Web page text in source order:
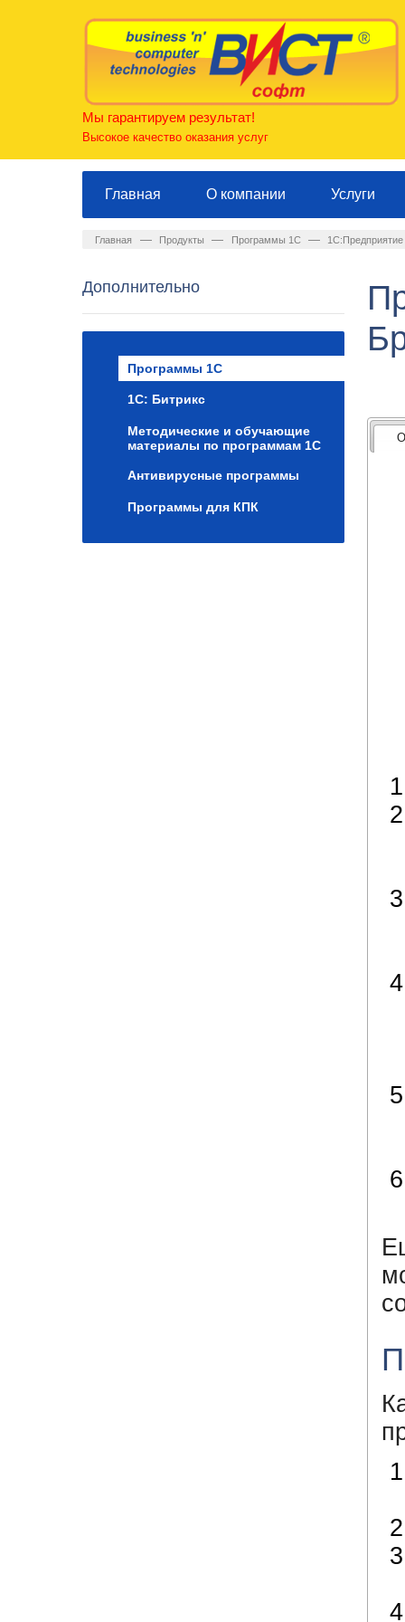
Мы гарантируем результат!
Высокое качество оказания услуг
Главная О компании Услуги
Главная — Продукты — Программы 1С — 1С:Предприятие
Дополнительно
Программы 1С
1С: Битрикс
Методические и обучающие
материалы по программам 1С
Антивирусные программы
Программы для КПК